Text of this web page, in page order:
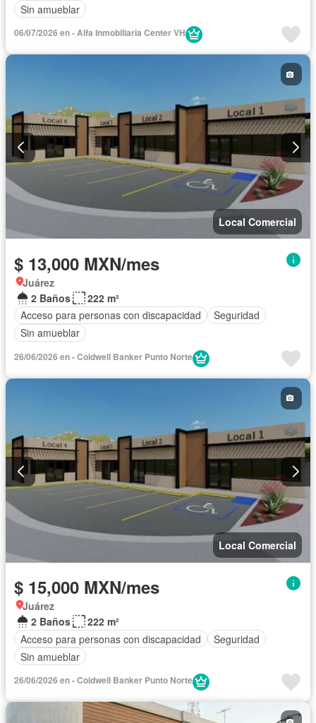
Sin amueblar
06/07/2026 en - Alfa Inmobiliaria Center VH
Local Comercial
$ 13,000 MXN/mes
Juárez
2 Baños
222 m²
Acceso para personas con discapacidad
Seguridad
Sin amueblar
26/06/2026 en - Coldwell Banker Punto Norte
Local Comercial
$ 15,000 MXN/mes
Juárez
2 Baños
222 m²
Acceso para personas con discapacidad
Seguridad
Sin amueblar
26/06/2026 en - Coldwell Banker Punto Norte